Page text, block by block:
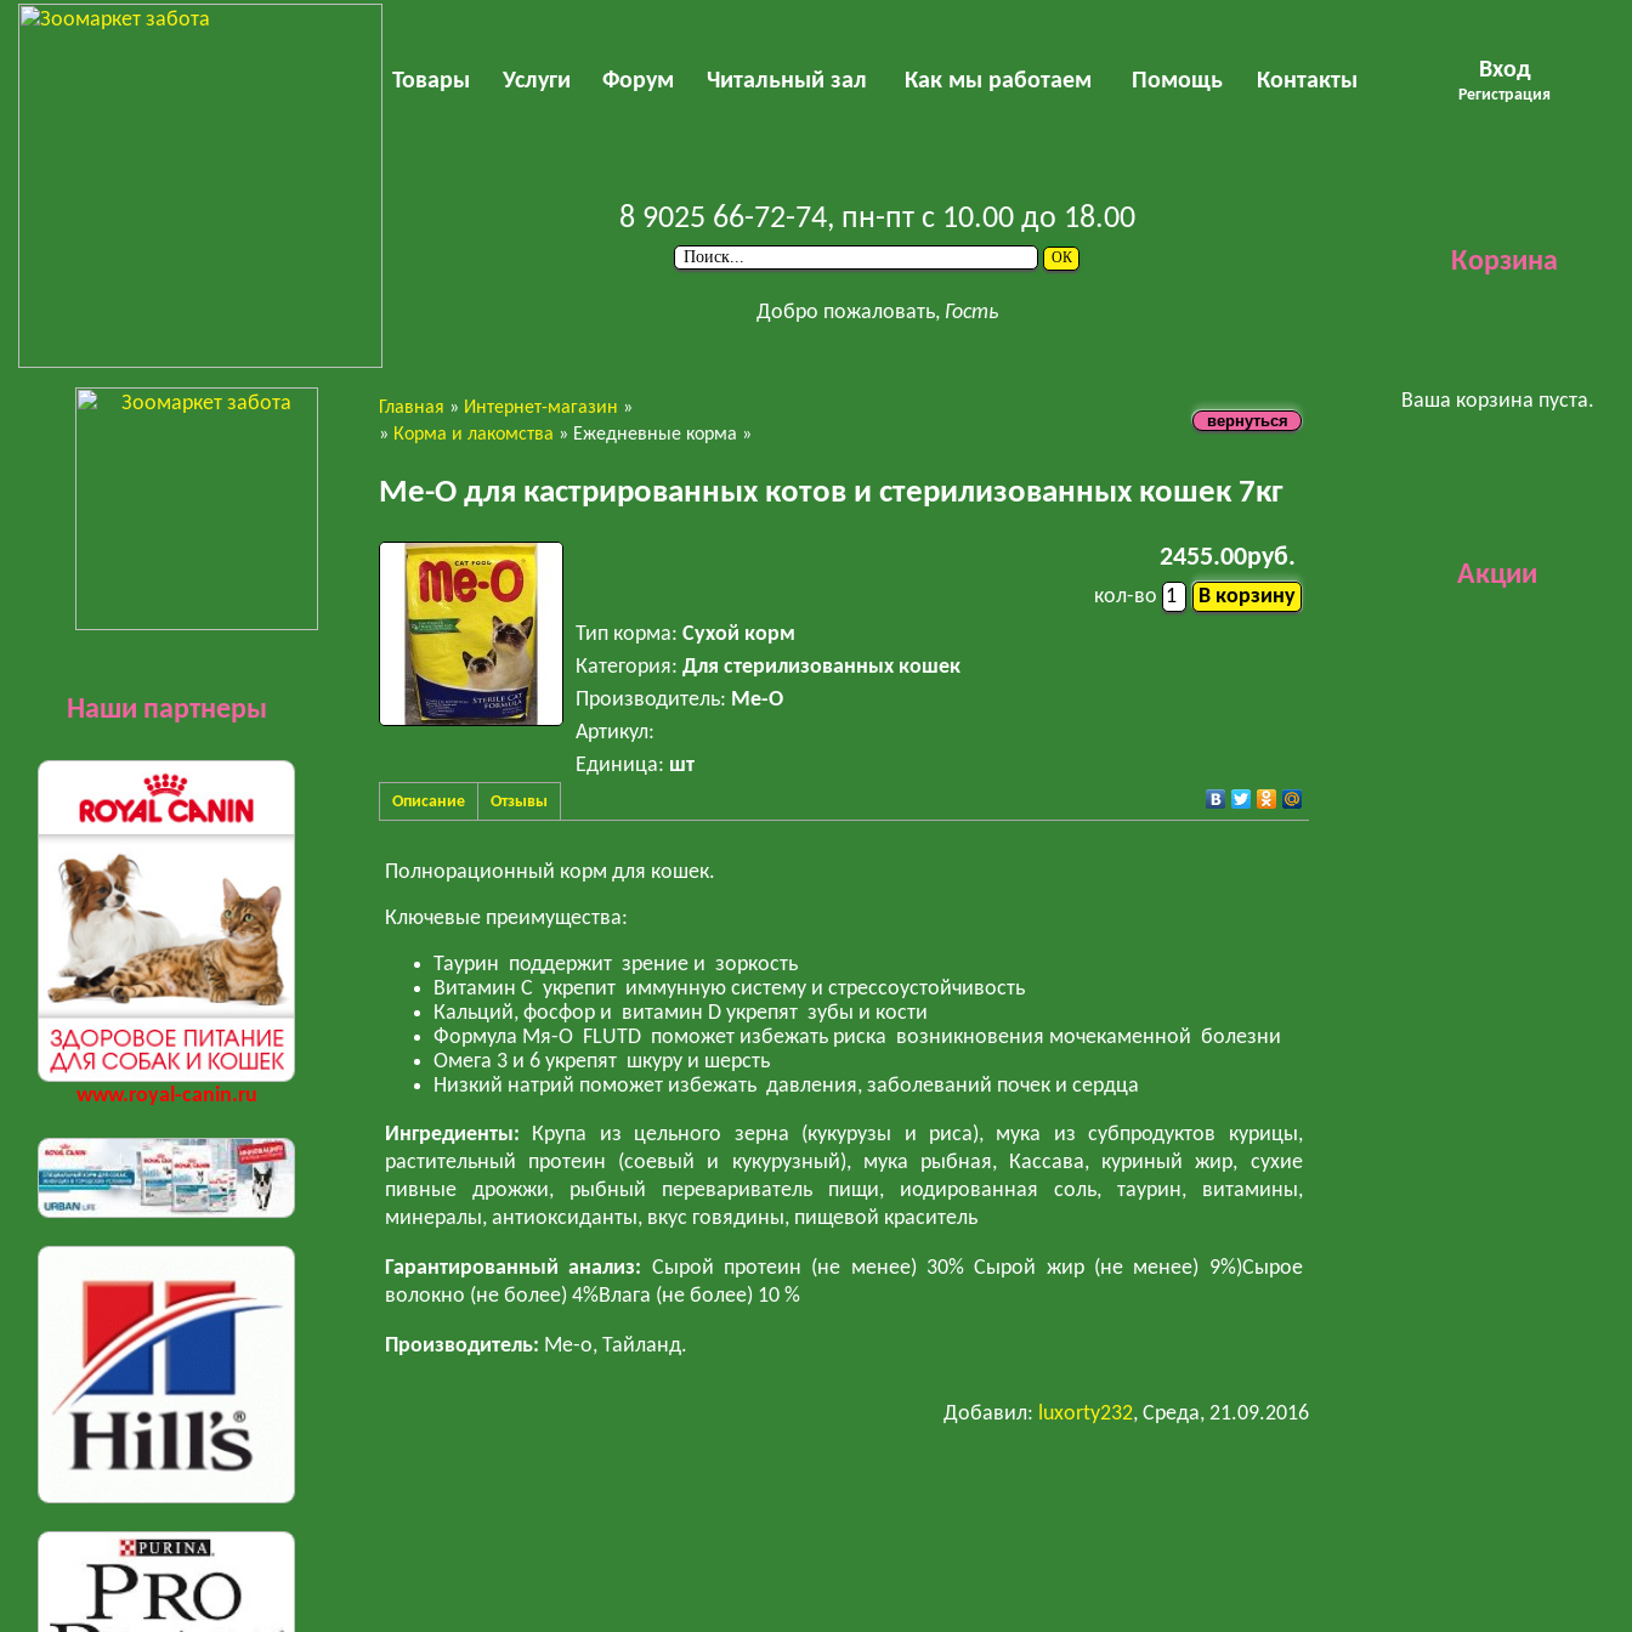
Товары Услуги Форум Читальный зал Как мы работаем Помощь Контакты Вход
Регистрация
8 9025 66-72-74, пн-пт с 10.00 до 18.00
Добро пожаловать, Гость
Корзина
Наши партнеры
www.royal-canin.ru
Ваша корзина пуста.
Акции
Главная » Интернет-магазин »
» Корма и лакомства » Ежедневные корма »
Ме-О для кастрированных котов и стерилизованных кошек 7кг
2455.00руб.
кол-во
Тип корма: Сухой корм
Категория: Для стерилизованных кошек
Производитель: Ме-О
Артикул:
Единица: шт
Описание Отзывы
Полнорационный корм для кошек.
Ключевые преимущества:
Таурин поддержит зрение и зоркость
Витамин С укрепит иммунную систему и стрессоустойчивость
Кальций, фосфор и витамин D укрепят зубы и кости
Формула Мя-О FLUTD поможет избежать риска возникновения мочекаменной болезни
Омега 3 и 6 укрепят шкуру и шерсть
Низкий натрий поможет избежать давления, заболеваний почек и сердца
Ингредиенты: Крупа из цельного зерна (кукурузы и риса), мука из субпродуктов курицы,
растительный протеин (соевый и кукурузный), мука рыбная, Кассава, куриный жир, сухие
пивные дрожжи, рыбный перевариватель пищи, иодированная соль, таурин, витамины,
минералы, антиоксиданты, вкус говядины, пищевой краситель
Гарантированный анализ: Сырой протеин (не менее) 30% Сырой жир (не менее) 9%)Сырое
волокно (не более) 4%Влага (не более) 10 %
Производитель: Me-o, Тайланд.
Добавил: luxorty232, Среда, 21.09.2016